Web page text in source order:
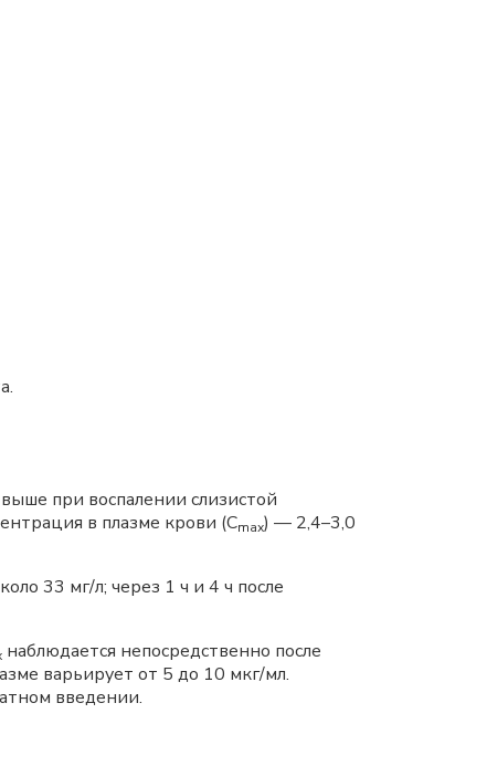
при воспалении слизистой
в плазме крови (Сmах) — 2,4–3,0
33 мг/л; через 1 ч и 4 ч после
наблюдается непосредственно после
варьирует от 5 до 10 мкг/мл.
введении.